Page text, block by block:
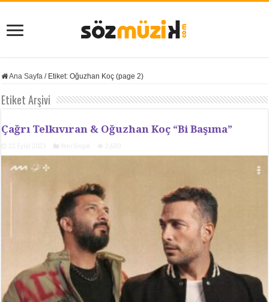
Ana Sayfa / Etiket:Oğuzhan Koç (page 2)
Etiket Arşivi
Çağrı Telkıvıran & Oğuzhan Koç “Bi Başıma”